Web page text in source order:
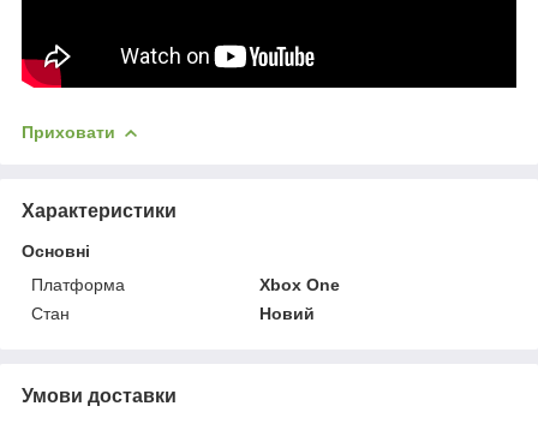
Приховати
Характеристики
Основні
Платформа
Xbox One
Стан
Новий
Умови доставки